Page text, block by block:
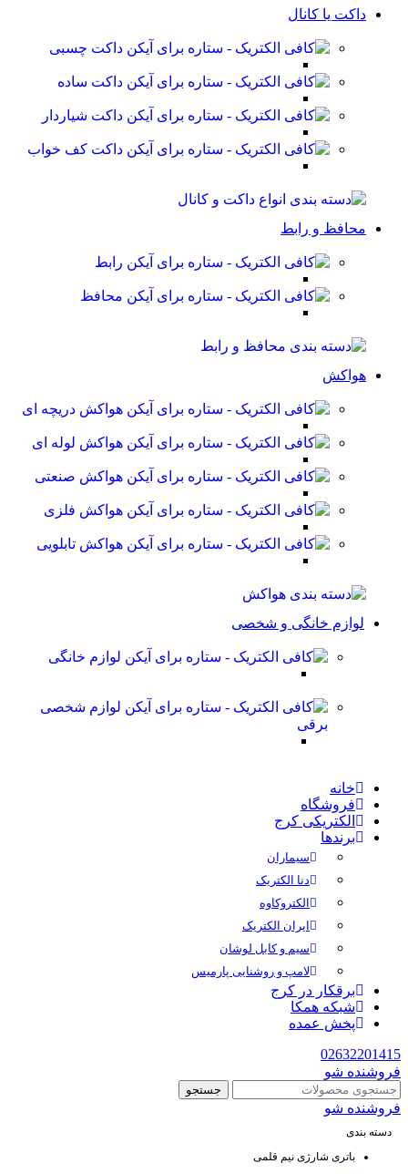
داکت یا کانال
داکت چسبی
داکت ساده
داکت شیاردار
داکت کف خواب
محافظ و رابط
رابط
محافظ
هواکش
هواکش دریچه ای
هواکش لوله ای
هواکش صنعتی
هواکش فلزی
هواکش تابلویی
لوازم خانگی و شخصی
لوازم خانگی
لوازم شخصی
برقی
خانه
فروشگاه
الکتریکی کرج
برندها
سیماران
دنا الکتریک
الکتروکاوه
ایران الکتریک
سیم و کابل لوشان
لامپ و روشنایی پارمیس
برقکار در کرج
شبکه همکا
پخش عمده
02632201415
فروشنده شو
جستجو
فروشنده شو
دسته بندی
باتری شارژی نیم قلمی